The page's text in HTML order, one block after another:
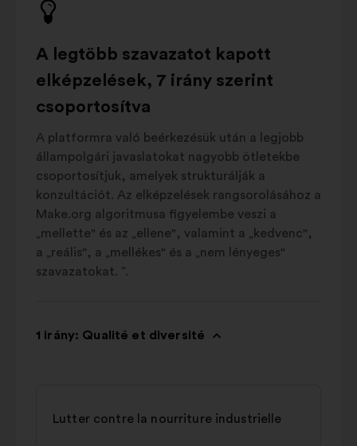
A legtöbb szavazatot kapott
elképzelések, 7 irány szerint
csoportosítva
A platformra való beérkezésük után a legjobb
állampolgári javaslatokat nagyobb ötletekbe
csoportosítjuk, amelyek strukturálják a
konzultációt. Az elképzelések rangsorolásához a
Make.org algoritmusa figyelembe veszi a
„mellette" és az „ellene", valamint a „kedvenc",
a „reális", a „mellékes" és a „nem lényeges"
szavazatokat. ”.
1 irány: Qualité et diversité
Lutter contre la nourriture industrielle